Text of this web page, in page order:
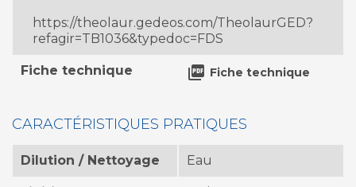
https://theolaur.gedeos.com/TheolaurGED?
refagir=TB1036&typedoc=FDS
Fiche technique  Fiche technique
CARACTÉRISTIQUES PRATIQUES
Dilution / Nettoyage Eau